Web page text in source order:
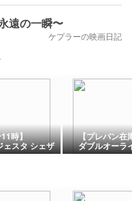
遠の一瞬〜
ケプラーの映画日記
時】
ェスタ シェザ
A班」「同 B
【プレバン在
ダブルオーラ
「HG ガンダ
ィバイダー再